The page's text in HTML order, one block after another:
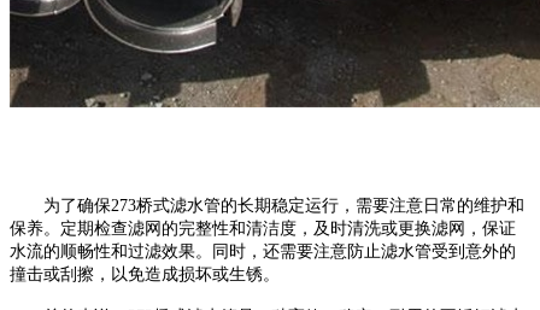
为了确保273桥式滤水管的长期稳定运行，需要注意日常的维护和
保养。定期检查滤网的完整性和清洁度，及时清洗或更换滤网，保证
水流的顺畅性和过滤效果。同时，还需要注意防止滤水管受到意外的
撞击或刮擦，以免造成损坏或生锈。